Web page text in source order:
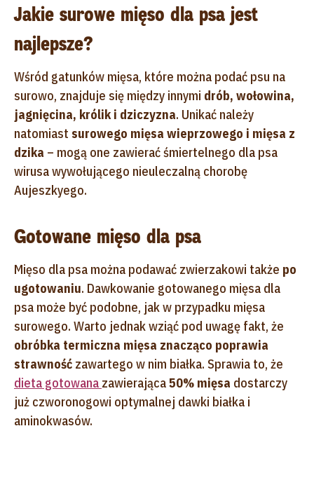
Jakie surowe mięso dla psa jest
najlepsze?
Wśród gatunków mięsa, które można podać psu na
surowo, znajduje się między innymi drób, wołowina,
jagnięcina, królik i dziczyzna. Unikać należy
natomiast surowego mięsa wieprzowego i mięsa z
dzika – mogą one zawierać śmiertelnego dla psa
wirusa wywołującego nieuleczalną chorobę
Aujeszkyego.
Gotowane mięso dla psa
Mięso dla psa można podawać zwierzakowi także po
ugotowaniu. Dawkowanie gotowanego mięsa dla
psa może być podobne, jak w przypadku mięsa
surowego. Warto jednak wziąć pod uwagę fakt, że
obróbka termiczna mięsa znacząco poprawia
strawność zawartego w nim białka. Sprawia to, że
dieta gotowana zawierająca50% mięsa dostarczy
już czworonogowi optymalnej dawki białka i
aminokwasów.